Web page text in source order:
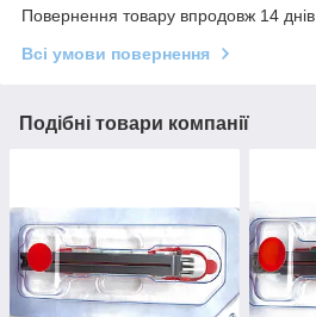
Повернення товару впродовж 14
Всі умови повернення
Подібні товари компанії